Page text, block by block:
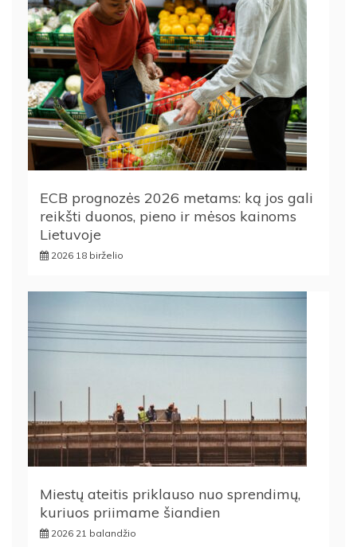
ECB prognozės 2026 metams: ką jos gali
reikšti duonos, pieno ir mėsos kainoms
Lietuvoje
2026 18 birželio
Miestų ateitis priklauso nuo sprendimų,
kuriuos priimame šiandien
2026 21 balandžio